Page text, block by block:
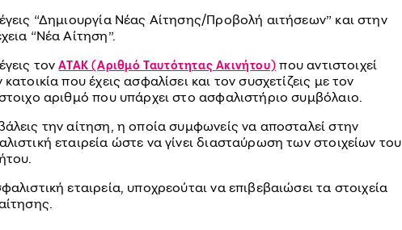
“Δημιουργία Νέας Αίτησης/Προβολή αιτήσεων” και στην
“Νέα Αίτηση”.
τονΑΤΑΚ (Αριθμό Ταυτότητας Ακινήτου) που αντιστοιχεί
κατοικία που έχεις ασφαλίσει και τον συσχετίζεις με τον
αριθμό που υπάρχει στο ασφαλιστήριο συμβόλαιο.
την αίτηση, η οποία συμφωνείς να αποσταλεί στην
εταιρεία ώστε να γίνει διασταύρωση των στοιχείων του
εταιρεία, υποχρεούται να επιβεβαιώσει τα στοιχεία